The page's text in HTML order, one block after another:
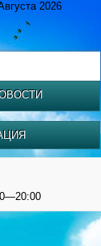
2026